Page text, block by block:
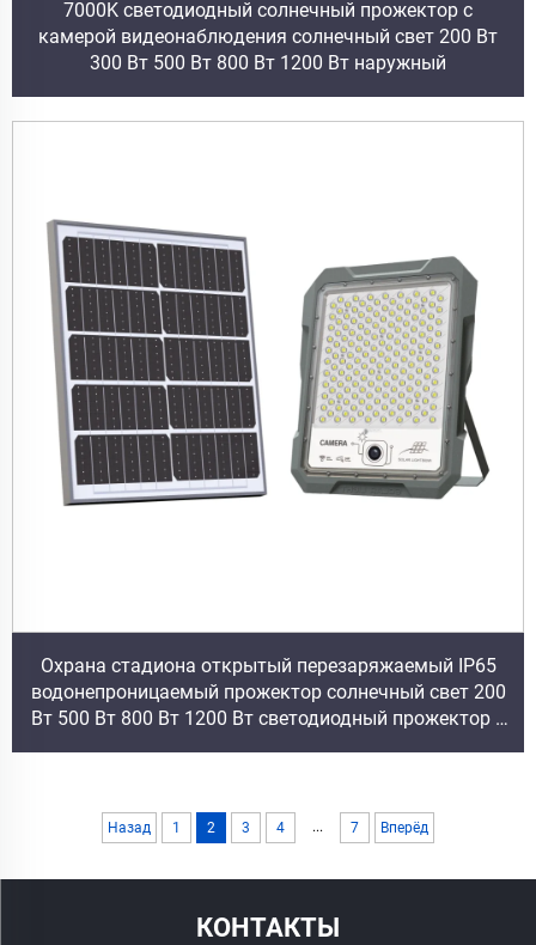
7000K светодиодный солнечный прожектор с
камерой видеонаблюдения солнечный свет 200 Вт
300 Вт 500 Вт 800 Вт 1200 Вт наружный
Охрана стадиона открытый перезаряжаемый IP65
водонепроницаемый прожектор солнечный свет 200
Вт 500 Вт 800 Вт 1200 Вт светодиодный прожектор с
Назад 1 2 3 4 ... 7 Вперёд
КОНТАКТЫ